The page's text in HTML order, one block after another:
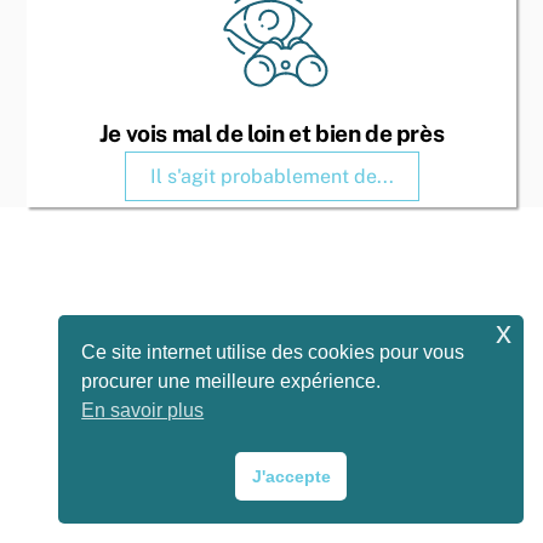
Je vois mal de loin et bien de près
Il s'agit probablement de...
Ce site internet utilise des cookies pour vous
procurer une meilleure expérience.
En savoir plus
J'accepte
x